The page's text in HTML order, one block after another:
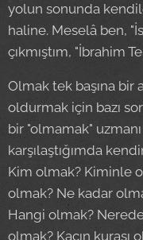
yolun sonunda
haline. Meselâ ben,
çıkmıştım, "İbrahim
Olmak tek başına bir
oldurmak için bazı
bir "olmamak"
karşılaştığımda
Kim olmak? Kiminle
olmak? Ne kadar
Hangi olmak?
olmak? Kaçın kurası